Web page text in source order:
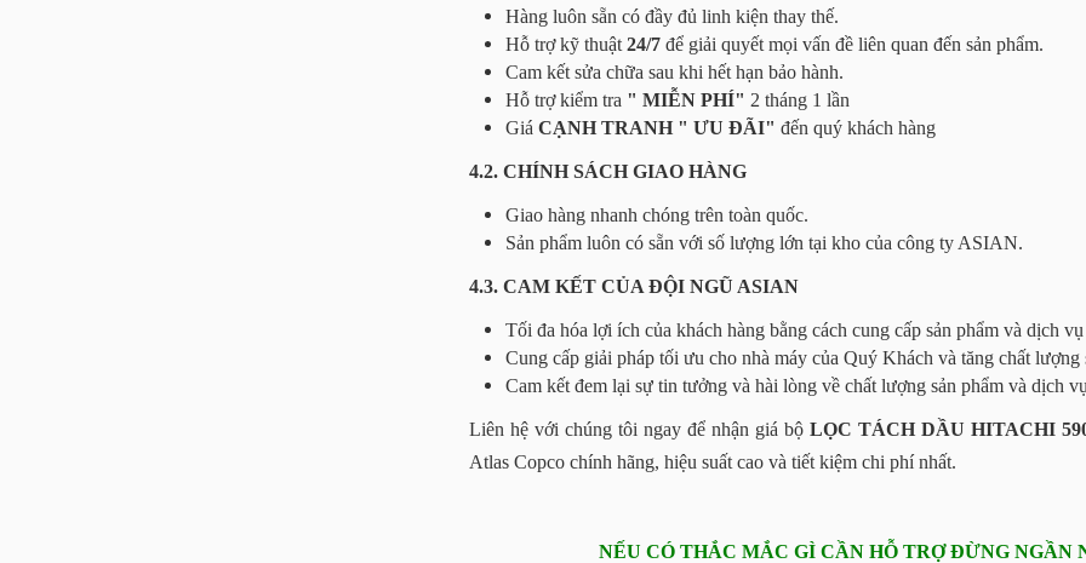
Hàng luôn sẵn có đầy đủ linh kiện thay thế.
Hỗ trợ kỹ thuật 24/7 để giải quyết mọi vấn đề liên quan đến sản phẩm.
Cam kết sửa chữa sau khi hết hạn bảo hành.
Hỗ trợ kiểm tra " MIỄN PHÍ" 2 tháng 1 lần
Giá CẠNH TRANH " ƯU ĐÃI" đến quý khách hàng
4.2. CHÍNH SÁCH GIAO HÀNG
Giao hàng nhanh chóng trên toàn quốc.
Sản phẩm luôn có sẵn với số lượng lớn tại kho của công ty ASIAN.
4.3. CAM KẾT CỦA ĐỘI NGŨ ASIAN
Tối đa hóa lợi ích của khách hàng bằng cách cung cấp sản phẩm và dịch
Cung cấp giải pháp tối ưu cho nhà máy của Quý Khách và tăng chất lượng
Cam kết đem lại sự tin tưởng và hài lòng về chất lượng sản phẩm và dịch
Liên hệ với chúng tôi ngay để nhận giá bộ LỌC TÁCH DẦU HITACHI
Atlas Copco chính hãng, hiệu suất cao và tiết kiệm chi phí nhất.
NẾU CÓ THẮC MẮC GÌ CẦN HỖ TRỢ ĐỪNG NGẦN